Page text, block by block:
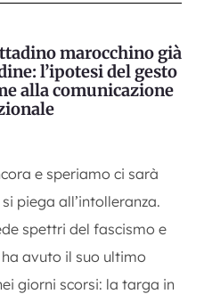
marocchino già
l’ipotesi del gesto
alla comunicazione
e speriamo ci sarà
piega all’intolleranza.
spettri del fascismo e
avuto il suo ultimo
giorni scorsi: la targa in